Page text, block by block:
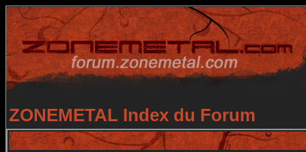
ZONEMETAL Index du Forum